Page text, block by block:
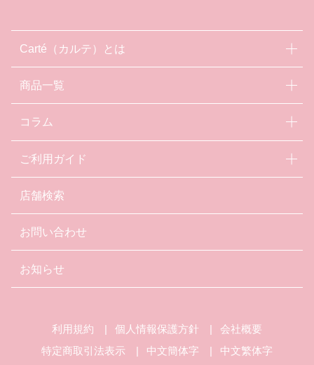
Carté（カルテ）とは
商品一覧
コラム
ご利用ガイド
店舗検索
お問い合わせ
お知らせ
利用規約 個人情報保護方針
会社概要
特定商取引法表示
中文簡体字 中文繁体字